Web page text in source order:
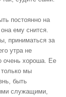
постоянно на
ему снится.
приниматься за
утра не
очень хороша. Ее
мы
быть
служащими,